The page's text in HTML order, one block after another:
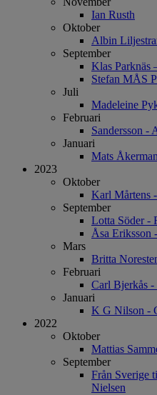
Ian Rusth
Oktober
Albin
September
Klas Parknäs
Stefan MÅS
Juli
Madeleine
Februari
Sandersson -
Januari
Mats
2023
Oktober
Karl Mårtens
September
Lotta Söder -
Åsa Eriksson
Mars
Britta
Februari
Carl Bjerkås -
Januari
K G Nilson -
2022
Oktober
Mattias
September
Från Sverige
Nielsen